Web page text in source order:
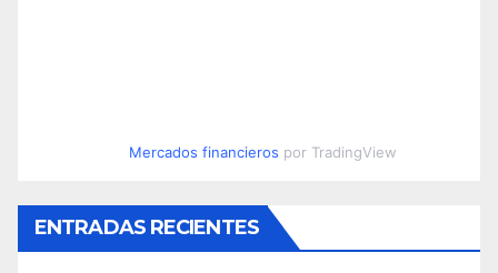
Mercados financieros por TradingView
ENTRADAS RECIENTES